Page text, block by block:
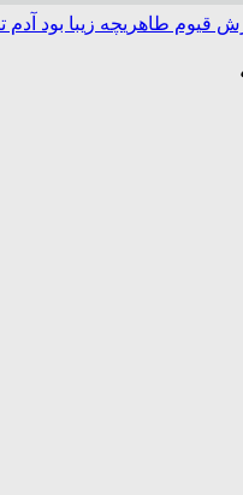
قیوم طاهریچه زیبا بود